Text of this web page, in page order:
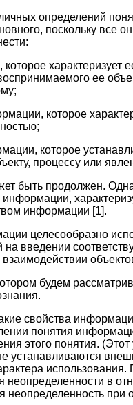
определений
поскольку все
характеризует
ее
которое
которое
процессу или
быть продолжен.
информации [1].
целесообразно
введении
будем
свойства
понятия
этого понятия.
устанавливаются
неопределенности в
неопределенность при